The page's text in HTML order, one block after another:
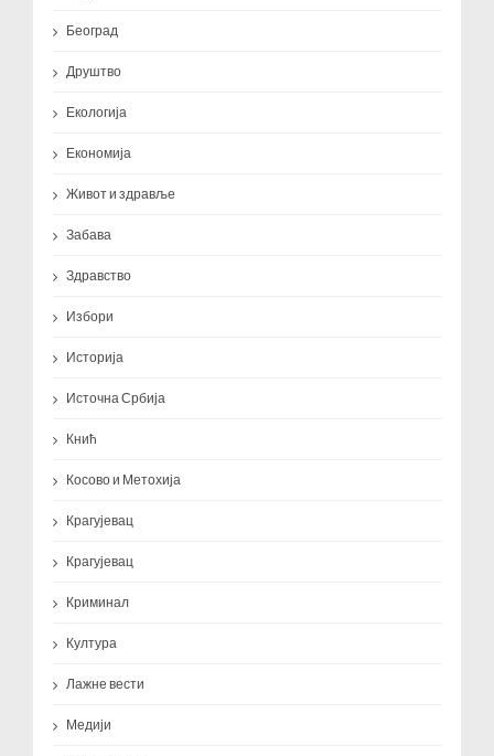
Београд
Друштво
Екологија
Економија
Живот и здравље
Забава
Здравство
Избори
Историја
Источна Србија
Кнић
Косово и Метохија
Крагујевац
Крагујевац
Криминал
Култура
Лажне вести
Медији